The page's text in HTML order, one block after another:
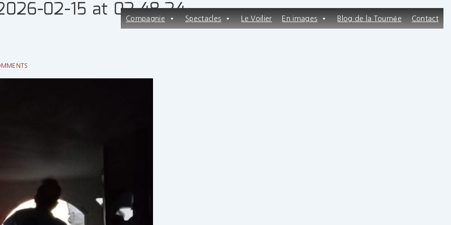
Main
Compagnie Spectacles Le Voilier En images Blog de la Tournée Contact
02-15 at 02.48.24